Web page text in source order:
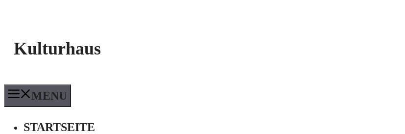
Kulturhaus
MENU
STARTSEITE